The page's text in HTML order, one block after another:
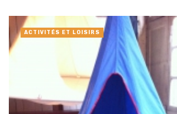
ACTIVITÉS ET LOISIRS